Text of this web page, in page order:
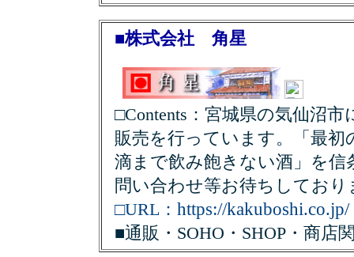
■株式会社 角星
□Contents：宮城県の気仙沼
販売を行っています。「最初
滴まで飲み飽きない酒」を
問い合わせ等お待ちしており
□URL： https://kakuboshi.co.jp/
■通販・SOHO・SHOP・商店